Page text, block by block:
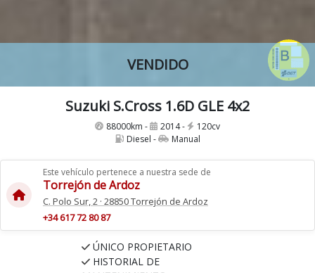
VENDIDO
Suzuki S.Cross 1.6D GLE 4x2
88000km - 2014 -
120cv
Diesel -
Manual
Este vehículo pertenece a nuestra sede de
Torrejón de Ardoz
C. Polo Sur, 2 · 28850 Torrejón de Ardoz
+34 617 72 80 87
ÚNICO PROPIETARIO
HISTORIAL DE